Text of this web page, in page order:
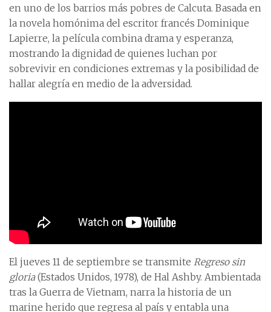
en uno de los barrios más pobres de Calcuta. Basada en
la novela homónima del escritor francés Dominique
Lapierre, la película combina drama y esperanza,
mostrando la dignidad de quienes luchan por
sobrevivir en condiciones extremas y la posibilidad de
hallar alegría en medio de la adversidad.
El jueves 11 de septiembre se transmite Regreso sin
gloria(Estados Unidos, 1978), de Hal Ashby. Ambientada
tras la Guerra de Vietnam, narra la historia de un
marine herido que regresa al país y entabla una